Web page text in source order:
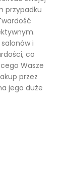
przypadku
i
co
Wasze
przez
jego duże